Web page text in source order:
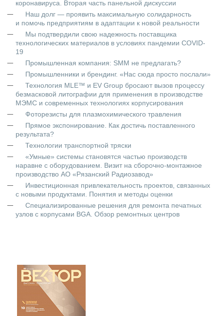
коронавируса. Вторая часть панельной дискуссии
Наш долг — проявить максимальную солидарность
и помочь предприятиям в адаптации к новой реальности
Мы подтвердили свою надежность поставщика
технологических материалов в условиях пандемии COVID-
19
Промышленная компания: SMM не предлагать?
Промышленники и брендинг. «Нас сюда просто послали»
Технология MLE™ и EV Group бросают вызов процессу
безмасковой литографии для применения в производстве
МЭМС и современных технологиях корпусирования
Фоторезисты для плазмохимического травления
Прямое экспонирование. Как достичь поставленного
результата?
Технологии транспортной тряски
«Умные» системы становятся частью производств
наравне с оборудованием. Визит на сборочно-монтажное
производство АО «Рязанский Радиозавод»
Инвестиционная привлекательность проектов, связанных
с новыми продуктами. Понятия и методы оценки
Специализированные решения для ремонта печатных
узлов с корпусами BGA. Обзор ремонтных центров